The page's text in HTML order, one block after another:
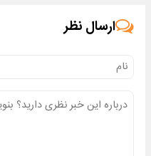
ارسال نظر